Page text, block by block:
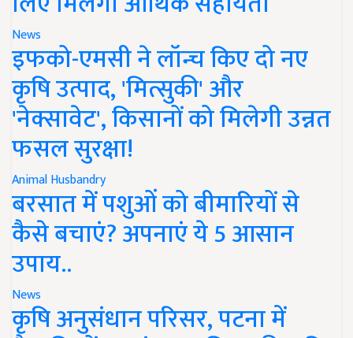
News
इफको-एमसी ने लॉन्च किए दो नए
कृषि उत्पाद, 'मित्सुकी' और
'नेक्सावेट', किसानों को मिलेगी उन्नत
फसल सुरक्षा!
Animal Husbandry
बरसात में पशुओं को बीमारियों से
कैसे बचाएं? अपनाएं ये 5 आसान
उपाय..
News
कृषि अनुसंधान परिसर, पटना में